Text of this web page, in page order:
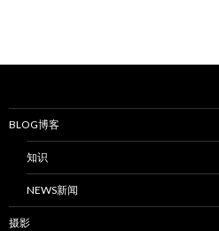
BLOG博客
知识
NEWS新闻
摄影